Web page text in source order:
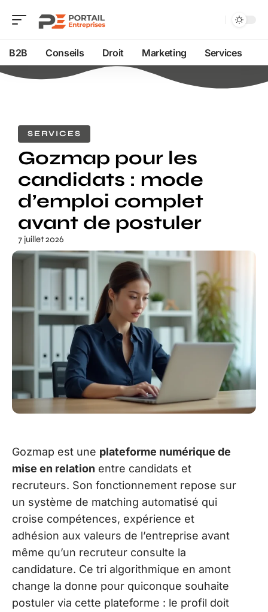
B2B Conseils Droit Marketing Services
SERVICES
Gozmap pour les
candidats : mode
d’emploi complet
avant de postuler
7 juillet 2026
Gozmap est une plateforme numérique de
mise en relation entre candidats et
recruteurs. Son fonctionnement repose sur
un système de matching automatisé qui
croise compétences, expérience et
adhésion aux valeurs de l’entreprise avant
même qu’un recruteur consulte la
candidature. Ce tri algorithmique en amont
change la donne pour quiconque souhaite
postuler via cette plateforme : le profil doit